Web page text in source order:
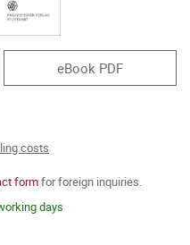
eBook PDF
costs
formfor foreign inquiries.
days